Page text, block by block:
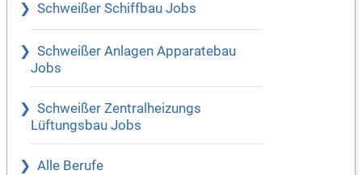
Schweißer Schiffbau Jobs
Schweißer Anlagen Apparatebau
Jobs
Schweißer Zentralheizungs
Lüftungsbau Jobs
Alle Berufe